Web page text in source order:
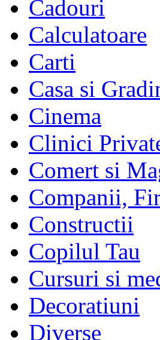
Cadouri
Calculatoare
Carti
Casa si
Cinema
Clinici
Comert si
Companii,
Constructii
Copilul Tau
Cursuri si
Decoratiuni
Diverse